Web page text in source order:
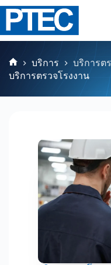
บริการ
บริการต
บริการตรวจโรงงาน